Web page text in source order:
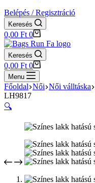
Belépés / Regisztráció
Keresés
Shopping
cart
0,00 Ft 0
Keresés
Shopping
cart
0,00 Ft 0
Menu
Főoldal Női Női válltáska
LH9817
🔍